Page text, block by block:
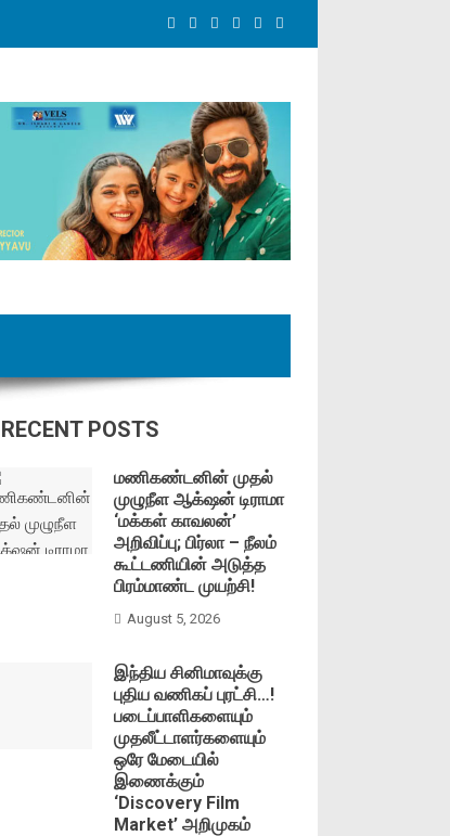
RECENT POSTS
மணிகண்டனின் முதல்
முழுநீள ஆக்‌ஷன் டிராமா
‘மக்கள் காவலன்’
அறிவிப்பு; பிர்லா – நீலம்
கூட்டணியின் அடுத்த
பிரம்மாண்ட முயற்சி!
August 5, 2026
இந்திய சினிமாவுக்கு
புதிய வணிகப் புரட்சி…!
படைப்பாளிகளையும்
முதலீட்டாளர்களையும்
ஒரே மேடையில்
இணைக்கும்
‘Discovery Film
Market’ அறிமுகம்